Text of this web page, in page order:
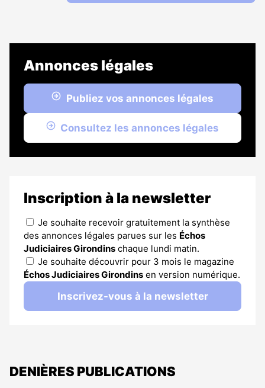
Annonces légales
Publiez vos annonces légales
Consultez les annonces légales
Inscription à la newsletter
Je souhaite recevoir gratuitement la synthèse
des annonces légales parues sur les Échos
Judiciaires Girondins chaque lundi matin.
Je souhaite découvrir pour 3 mois le magazine
Échos Judiciaires Girondins en version numérique.
Inscrivez-vous à la newsletter
DENIÈRES PUBLICATIONS